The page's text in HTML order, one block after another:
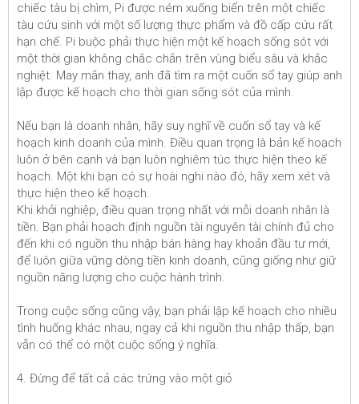
chiếc tàu bị chìm, Pi được ném xuống biển trên một chiếc
tàu cứu sinh với một số lượng thực phẩm và đồ cấp cứu rất
hạn chế. Pi buộc phải thực hiện một kế hoạch sống sót với
một thời gian không chắc chắn trên vùng biểu sâu và khắc
nghiệt. May mắn thay, anh đã tìm ra một cuốn sổ tay giúp anh
lập được kế hoạch cho thời gian sống sót của mình.
Nếu bạn là doanh nhân, hãy suy nghĩ về cuốn sổ tay và kế
hoạch kinh doanh của mình. Điều quan trọng là bản kế hoạch
luôn ở bên cạnh và bạn luôn nghiêm túc thực hiện theo kế
hoạch. Một khi bạn có sự hoài nghi nào đó, hãy xem xét và
thực hiện theo kế hoạch.
Khi khởi nghiệp, điều quan trọng nhất với mỗi doanh nhân là
tiền. Bạn phải hoạch định nguồn tài nguyên tài chính đủ cho
đến khi có nguồn thu nhập bán hàng hay khoản đầu tư mới,
để luôn giữa vững dòng tiền kinh doanh, cũng giống như giữ
nguồn năng lượng cho cuộc hành trình.
Trong cuộc sống cũng vậy, bạn phải lập kế hoạch cho nhiều
tình huống khác nhau, ngay cả khi nguồn thu nhập thấp, bạn
vẫn có thể có một cuộc sống ý nghĩa.
4. Đừng để tất cả các trứng vào một giỏ